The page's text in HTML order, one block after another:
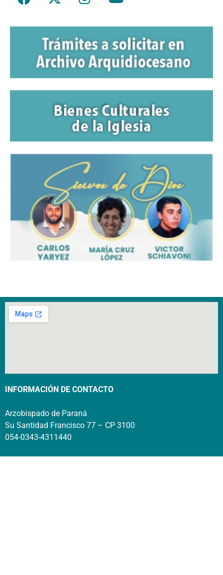
INFORMACIÓN DE CONTACTO
Arzobispado de Paraná
Su Santidad Francisco 77 – CP 3100
054-0343-4311440